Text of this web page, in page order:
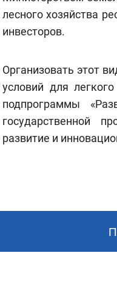
лесного хозяйства
инвесторов.
Организовать этот
условий для
подпрограммы
государственной
развитие и